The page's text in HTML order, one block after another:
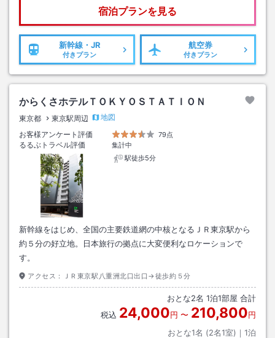
宿泊プランを見る
新幹線・JR
付きプラン
航空券
付きプラン
からくさホテルＴＯＫＹＯＳＴＡＴＩＯＮ
東京都 東京駅周辺
地図
お客様アンケート評価
79点
るるぶトラベル評価
集計中
駅徒歩5分
新幹線をはじめ、全国の主要鉄道網の中核となるＪＲ東京駅から
約５分の好立地。日本旅行の拠点に大変便利なロケーションで
す。
アクセス： ＪＲ東京駅八重洲北口出口→徒歩約５分
おとな2名 1泊1部屋 合計
税込 24,000円 〜 210,800円
おとな1名 (2名1室)｜ 1泊